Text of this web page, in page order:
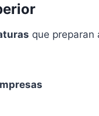
que preparan